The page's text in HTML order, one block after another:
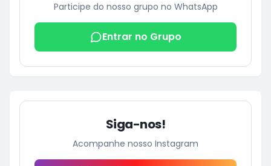
Participe do nosso grupo no WhatsApp
Entrar no Grupo
Siga-nos!
Acompanhe nosso Instagram